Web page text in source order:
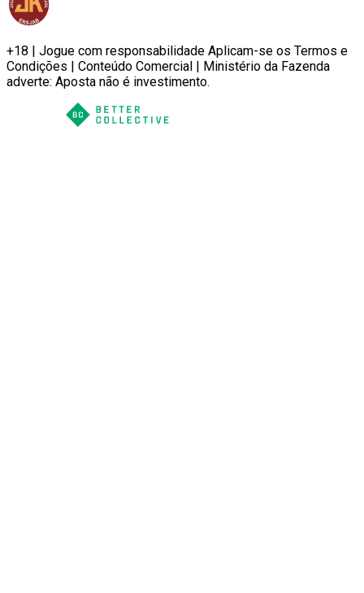
+18 | Jogue com responsabilidade Aplicam-se os Termos e
Condições | Conteúdo Comercial | Ministério da Fazenda
adverte: Aposta não é investimento.